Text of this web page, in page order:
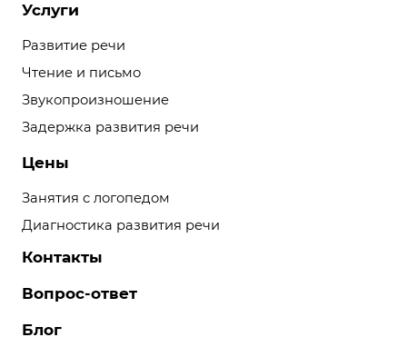
Услуги
Развитие речи
Чтение и письмо
Звукопроизношение
Задержка развития речи
Цены
Занятия с логопедом
Диагностика развития речи
Контакты
Вопрос-ответ
Блог